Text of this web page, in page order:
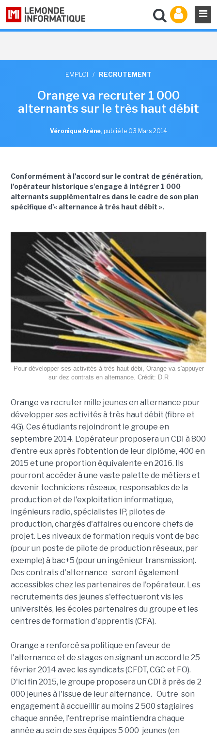
EMPLOI / RECRUTEMENT
Orange va recruter 1 000
alternants sur le très haut débit
Véronique Arène, publié le 03 Mars 2014
Conformément à l'accord sur le contrat de génération,
l'opérateur historique s'engage à intégrer 1 000
alternants supplémentaires dans le cadre de son plan
spécifique d'« alternance à très haut débit ».
Pour développer ses activités à très haut débi, Orange va s'appuyer
sur dez contrats en alternance. Crédit: D.R
Orange va recruter mille jeunes en alternance pour
développer ses activités à très haut débit (fibre et
4G). Ces étudiants rejoindront le groupe en
septembre 2014. L'opérateur proposera un CDI à 800
d'entre eux après l'obtention de leur diplôme, 400 en
2015 et une proportion équivalente en 2016. Ils
pourront accéder à une vaste palette de métiers et
devenir techniciens réseaux, responsables de la
production et de l'exploitation informatique,
ingénieurs radio, spécialistes IP, pilotes de
production, chargés d'affaires ou encore chefs de
projet. Les niveaux de formation requis vont de bac
(pour un poste de pilote de production réseaux, par
exemple) à bac+5 (pour un ingénieur transmission).
Des contrats d'alternance seront également
accessibles chez les partenaires de l'opérateur. Les
recrutements des jeunes s'effectueront vis les
universités, les écoles partenaires du groupe et les
centres de formation d'apprentis (CFA).
Orange a renforcé sa politique en faveur de
l'alternance et de stages en signant un accord le 25
février 2014 avec les syndicats (CFDT, CGC et FO).
D'ici fin 2015, le groupe proposera un CDI à près de 2
000 jeunes à l'issue de leur alternance. Outre son
engagement à accueillir au moins 2 500 stagiaires
chaque année, l'entreprise maintiendra chaque
année au sein de ses équipes 5 000 jeunes (en